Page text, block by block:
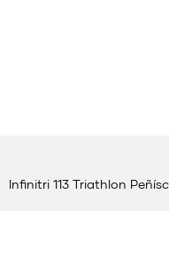
Infinitri 113 Triathlon